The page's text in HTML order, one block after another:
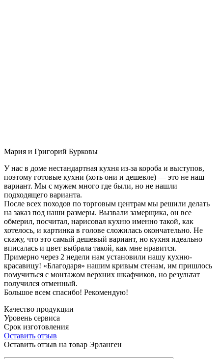
Мария и Григорий Бурковы
У нас в доме нестандартная кухня из-за короба и выступов,
поэтому готовые кухни (хоть они и дешевле) — это не наш
вариант. Мы с мужем много где были, но не нашли
подходящего варианта.
После всех походов по торговым центрам мы решили делать
на заказ под наши размеры. Вызвали замерщика, он все
обмерил, посчитал, нарисовал кухню именно такой, как
хотелось, и картинка в голове сложилась окончательно. Не
скажу, что это самый дешевый вариант, но кухня идеально
вписалась и цвет выбрала такой, как мне нравится.
Примерно через 2 недели нам установили нашу кухню-
красавицу! «Благодаря» нашим кривым стенам, им пришлось
помучиться с монтажом верхних шкафчиков, но результат
получился отменный.
Большое всем спасибо! Рекомендую!
Качество продукции
Уровень сервиса
Срок изготовления
Оставить отзыв
Оставить отзыв на товар Эрланген